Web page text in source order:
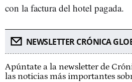
con la factura del hotel pagada.
NEWSLETTER CRÓNICA
Apúntate a la newsletter de
las noticias más importantes